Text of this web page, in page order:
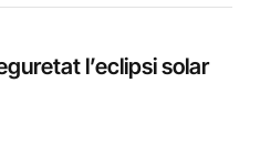
l’eclipsi solar